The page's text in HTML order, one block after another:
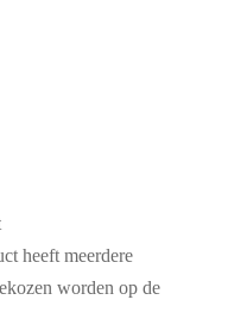
heeft meerdere
worden op de